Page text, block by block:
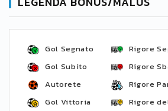
Gol Segnato
Gol Subito
Autorete
Gol Vittoria
Rigore
Rigore
Rigore
Rigore